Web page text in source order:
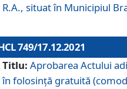
R.A., situat în Municipiul
749/17.12.2021
Titlu: Aprobarea Actului
în folosință gratuită